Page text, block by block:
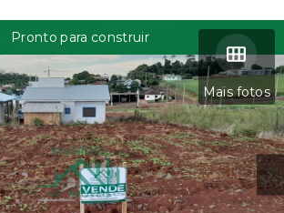
Mais fotos
Pronto para construir